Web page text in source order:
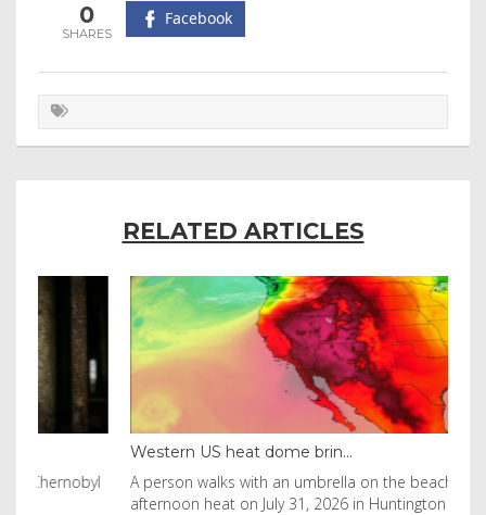
0 Facebook
RELATED ARTICLES
Western US heat dome brin...
A person walks with an umbrella on the beach in the
afternoon heat on July 31, 2026 in Huntington Beac